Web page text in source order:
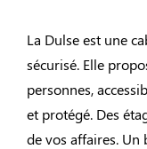
La Dulse est une
sécurisé. Elle
personnes,
et protégé. Des
de vos affaires. Un